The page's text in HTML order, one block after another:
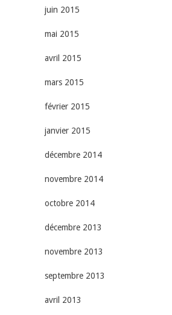
juin 2015
mai 2015
avril 2015
mars 2015
février 2015
janvier 2015
décembre 2014
novembre 2014
octobre 2014
décembre 2013
novembre 2013
septembre 2013
avril 2013